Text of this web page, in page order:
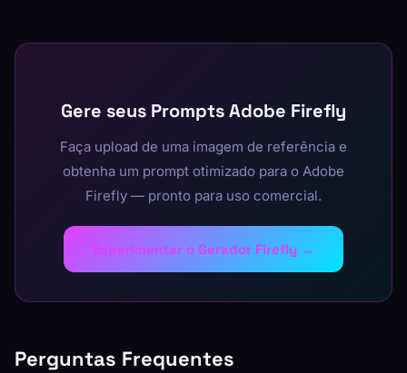
Gere seus Prompts Adobe Firefly
Faça upload de uma imagem de referência e
obtenha um prompt otimizado para o Adobe
Firefly — pronto para uso comercial.
Experimentar o Gerador Firefly →
Perguntas Frequentes